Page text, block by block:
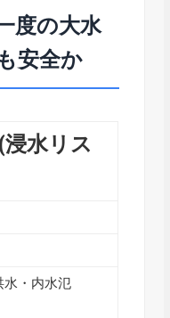
度の大水
安全か
(浸水リス
・内水氾